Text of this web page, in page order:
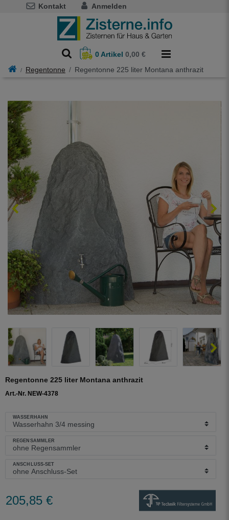
Kontakt Anmelden
0Artikel 0,00 €
Regentonne
Regentonne 225 liter Montana anthrazit
Regentonne 225 liter Montana anthrazit
Art.-Nr. NEW-4378
205,85 €
WASSERHAHN
REGENSAMMLER
ANSCHLUSS-SET